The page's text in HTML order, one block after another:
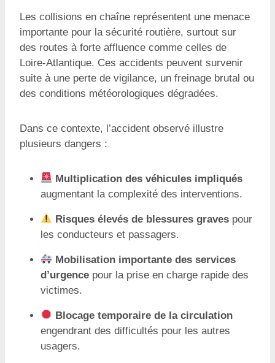
Les collisions en chaîne représentent une menace
importante pour la sécurité routière, surtout sur
des routes à forte affluence comme celles de
Loire-Atlantique. Ces accidents peuvent survenir
suite à une perte de vigilance, un freinage brutal ou
des conditions météorologiques dégradées.
Dans ce contexte, l’accident observé illustre
plusieurs dangers :
Multiplication des véhicules impliqués
augmentant la complexité des interventions.
Risques élevés de blessures graves pour
les conducteurs et passagers.
Mobilisation importante des services
d’urgence pour la prise en charge rapide des
victimes.
Blocage temporaire de la circulation
engendrant des difficultés pour les autres
usagers.